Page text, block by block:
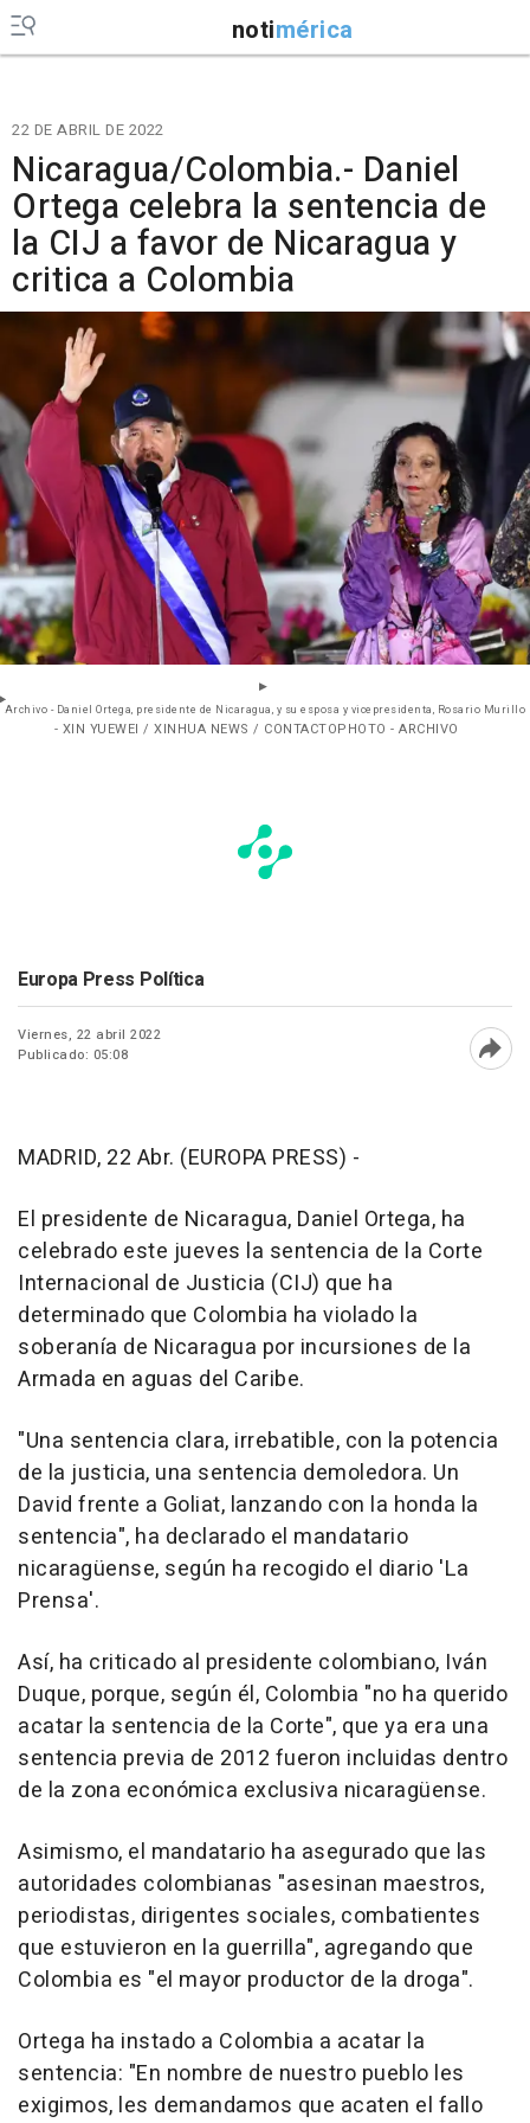
notimérica
22 DE ABRIL DE 2022
Nicaragua/Colombia.- Daniel
Ortega celebra la sentencia de
la CIJ a favor de Nicaragua y
critica a Colombia
Archivo - Daniel Ortega, presidente de Nicaragua, y su esposa y vicepresidenta, Rosario Murillo
- XIN YUEWEI / XINHUA NEWS / CONTACTOPHOTO - ARCHIVO
Europa Press Política
Viernes, 22 abril 2022
Publicado: 05:08
MADRID, 22 Abr. (EUROPA PRESS) -
El presidente de Nicaragua, Daniel Ortega, ha
celebrado este jueves la sentencia de la Corte
Internacional de Justicia (CIJ) que ha
determinado que Colombia ha violado la
soberanía de Nicaragua por incursiones de la
Armada en aguas del Caribe.
"Una sentencia clara, irrebatible, con la potencia
de la justicia, una sentencia demoledora. Un
David frente a Goliat, lanzando con la honda la
sentencia", ha declarado el mandatario
nicaragüense, según ha recogido el diario 'La
Prensa'.
Así, ha criticado al presidente colombiano, Iván
Duque, porque, según él, Colombia "no ha querido
acatar la sentencia de la Corte", que ya era una
sentencia previa de 2012 fueron incluidas dentro
de la zona económica exclusiva nicaragüense.
Asimismo, el mandatario ha asegurado que las
autoridades colombianas "asesinan maestros,
periodistas, dirigentes sociales, combatientes
que estuvieron en la guerrilla", agregando que
Colombia es "el mayor productor de la droga".
Ortega ha instado a Colombia a acatar la
sentencia: "En nombre de nuestro pueblo les
exigimos, les demandamos que acaten el fallo